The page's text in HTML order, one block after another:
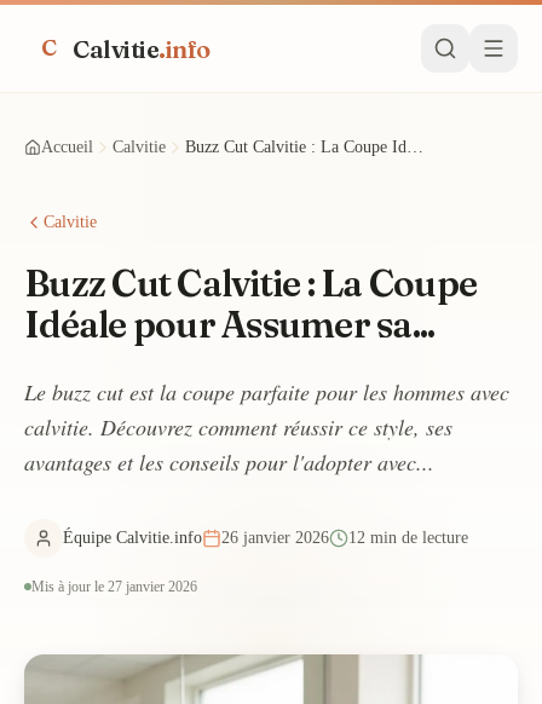
C Calvitie.info
Accueil Calvitie Buzz Cut Calvitie : La Coupe Idéale pour Assumer sa...
Calvitie
Buzz Cut Calvitie : La Coupe
Idéale pour Assumer sa...
Le buzz cut est la coupe parfaite pour les hommes avec
calvitie. Découvrez comment réussir ce style, ses
avantages et les conseils pour l'adopter avec...
Équipe Calvitie.info 26 janvier 2026 12 min de lecture
Mis à jour le 27 janvier 2026